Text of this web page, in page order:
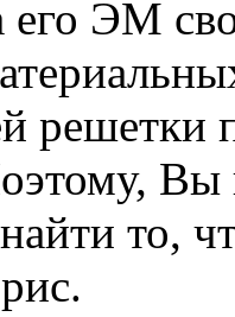
его ЭМ
решетки
Вы
то,